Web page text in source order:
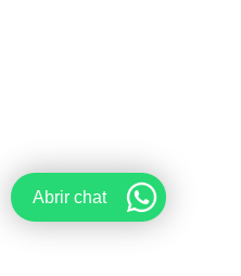
Abrir chat